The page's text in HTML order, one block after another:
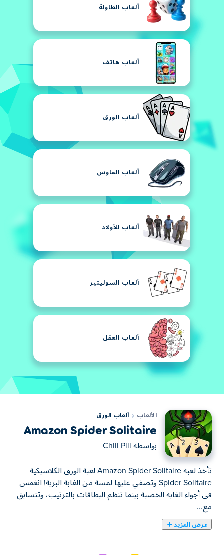
ألعاب الطاولة
ألعاب هاتف
ألعاب الورق
ألعاب الماوس
ألعاب للأولاد
ألعاب السوليتير
ألعاب العقل
الألعاب ألعاب الورق
Amazon Spider Solitaire
بواسطة Chill Pill
تأخذ لعبة Amazon Spider Solitaire لعبة الورق الكلاسيكية
Spider Solitaire وتضفي عليها لمسة من الغابة البرية! انغمس
في أجواء الغابة الخصبة بينما تنظم البطاقات بالترتيب، وتتسابق
مع...
عرض المزيد